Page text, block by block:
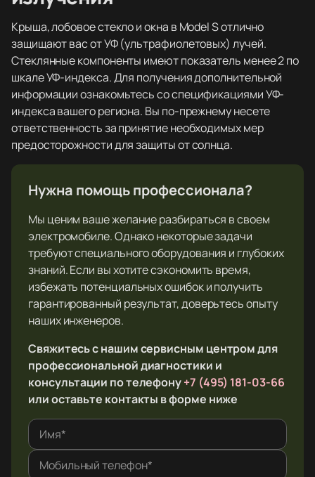
Крыша, лобовое стекло и окна в Model S отлично
защищают вас от УФ (ультрафиолетовых) лучей.
Стеклянные компоненты имеют показатель менее 2 по
шкале УФ-индекса. Для получения дополнительной
информации ознакомьтесь со спецификациями УФ-
индекса вашего региона. Вы по-прежнему несете
ответственность за принятие необходимых мер
предосторожности для защиты от солнца.
Нужна помощь профессионала?
Мы ценим ваше желание разбираться в своем
электромобиле. Однако некоторые задачи
требуют специального оборудования и глубоких
знаний. Если вы хотите сэкономить время,
избежать потенциальных ошибок и получить
гарантированный результат, доверьтесь опыту
наших инженеров.
Свяжитесь с нашим сервисным центром для
профессиональной диагностики и
консультации по телефону+7 (495) 181-03-66
или оставьте контакты в форме ниже
Имя*
Мобильный телефон*